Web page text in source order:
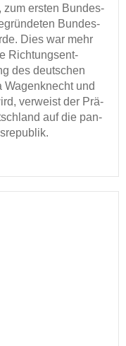
zum ers­ten Bun­des­
Bun­des­
Dies war mehr
Rich­tungs­ent­
des deut­schen
und
ver­weist der Prä­
auf die pan­